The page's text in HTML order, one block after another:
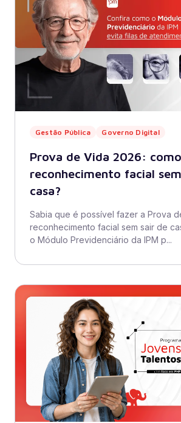
Gestão Pública Governo Digital
Prova de Vida 2026:
reconhecimento facial
casa?
Sabia que é possível fazer a Prova
reconhecimento facial sem sair de
o Módulo Previdenciário da IPM p...